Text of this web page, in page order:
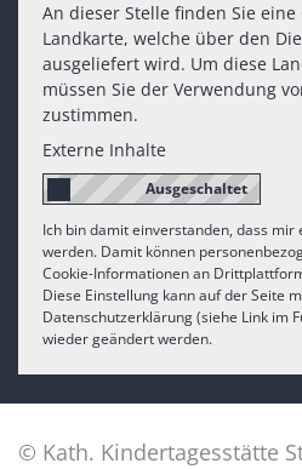
An dieser Stelle finden Sie
Landkarte, welche über den
ausgeliefert wird. Um diese
müssen Sie der Verwendung
zustimmen.
Externe Inhalte
Ich bin damit einverstanden, dass
werden. Damit können
Cookie-Informationen an
Diese Einstellung kann auf der Seite
Datenschutzerklärung (siehe Link im
wieder geändert werden.
© Kath. Kindertagesstätte